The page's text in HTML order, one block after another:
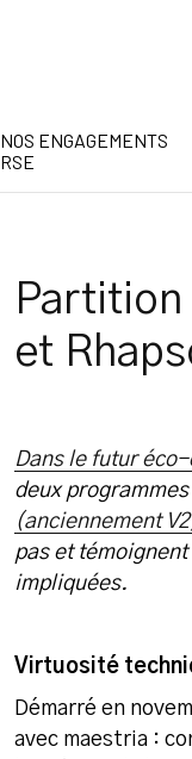
NOS ENGAGEMENTS
RSE
et
Dans le futur
deux
(anciennement
pas et
impliquées.
Virtuosité
Démarré en
avec maestria :